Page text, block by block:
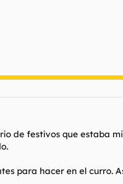
de festivos que estaba
para hacer en el curro.